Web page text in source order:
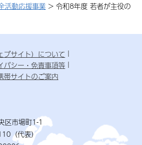
活動応援事業 > 令和8年度 若者が主役の
ブサイト）について
バシー・免責事項等
帯サイトのご案内
区市場町1-1
（代表）